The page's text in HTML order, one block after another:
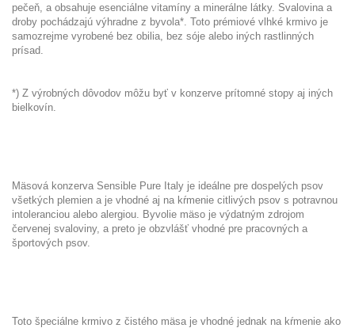
pečeň, a obsahuje esenciálne vitamíny a minerálne látky. Svalovina a
droby pochádzajú výhradne z byvola*. Toto prémiové vlhké krmivo je
samozrejme vyrobené bez obilia, bez sóje alebo iných rastlinných
prísad.
*) Z výrobných dôvodov môžu byť v konzerve prítomné stopy aj iných
bielkovín.
Mäsová konzerva Sensible Pure Italy je ideálne pre dospelých psov
všetkých plemien a je vhodné aj na kŕmenie citlivých psov s potravnou
intoleranciou alebo alergiou. Byvolie mäso je výdatným zdrojom
červenej svaloviny, a preto je obzvlášť vhodné pre pracovných a
športových psov.
Toto špeciálne krmivo z čistého mäsa je vhodné jednak na kŕmenie ako